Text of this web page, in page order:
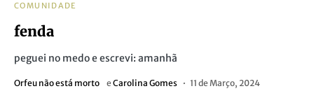
COMUNIDADE
fenda
peguei no medo e escrevi: amanhã
Orfeu não está morto e Carolina Gomes 11 de Março, 2024